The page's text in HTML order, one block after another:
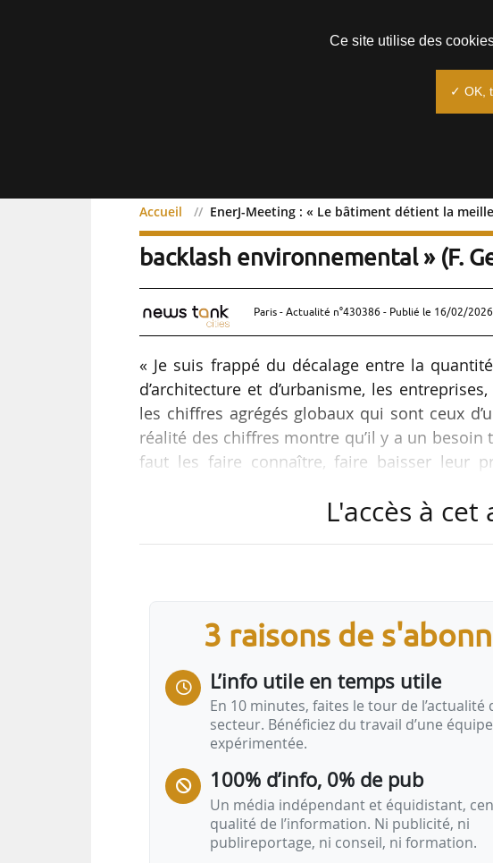
Accueil EnerJ-Meeting : « Le bâtiment détient la
EnerJ-Meeting : « Le bâtiment
backlash environnemental » (F.
Paris - Actualité n°430386 - Publié le 16/02/
« Je suis frappé du décalage entre la
d’architecture et d’urbanisme, les
les chiffres agrégés globaux qui sont ceux
réalité des chiffres montre qu’il y a un
faut les faire connaître, faire baisser leur
HEC et chercheur du Fonds national de la
Selon François Gemenne, trois enjeux sont
L'accès à
3 raisons de
L’info utile en temps utile
En 10 minutes, faites le tour de l’actualité
secteur. Bénéficiez du travail d’une équipe
expérimentée.
100% d’info, 0% de pub
Un média indépendant et équidistant,
qualité de l’information. Ni publicité, ni
publireportage, ni conseil, ni formation.
Ce site utilise des
✓ OK,